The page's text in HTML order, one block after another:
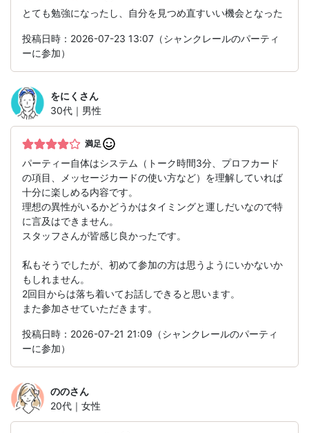
とても勉強になったし、自分を見つめ直すいい機会となった
投稿日時：2026-07-23 13:07（シャンクレールのパーティ
ーに参加）
をにく さん
30代｜男性
満足
パーティー自体はシステム（トーク時間3分、プロフカード
の項目、メッセージカードの使い方など）を理解していれば
十分に楽しめる内容です。
理想の異性がいるかどうかはタイミングと運しだいなので特
に言及はできません。
スタッフさんが皆感じ良かったです。
私もそうでしたが、初めて参加の方は思うようにいかないか
もしれません。
2回目からは落ち着いてお話しできると思います。
また参加させていただきます。
投稿日時：2026-07-21 21:09（シャンクレールのパーティ
ーに参加）
ののさん
20代｜女性